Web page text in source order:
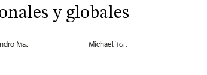
y globales